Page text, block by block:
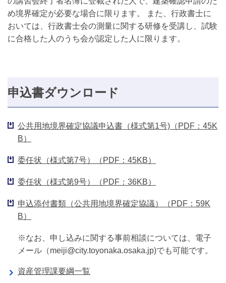
め境界確定が必要な場合に限ります。 また、行政書士に
おいては、行政書士会の測量に関する研修を受講し、試験
に合格した人のうち会が認定した人に限ります。
申込書ダウンロード
公共用地境界確定協議申込書（様式第1号)（PDF：45K
B）
委任状（様式第7号）（PDF：45KB）
委任状（様式第9号）（PDF：36KB）
申込添付書類（公共用地境界確定協議）（PDF：59K
B）
※なお、申し込みに関する事前相談については、電子
メール（meiji@city.toyonaka.osaka.jp)でも可能です。
資産管理課要綱一覧